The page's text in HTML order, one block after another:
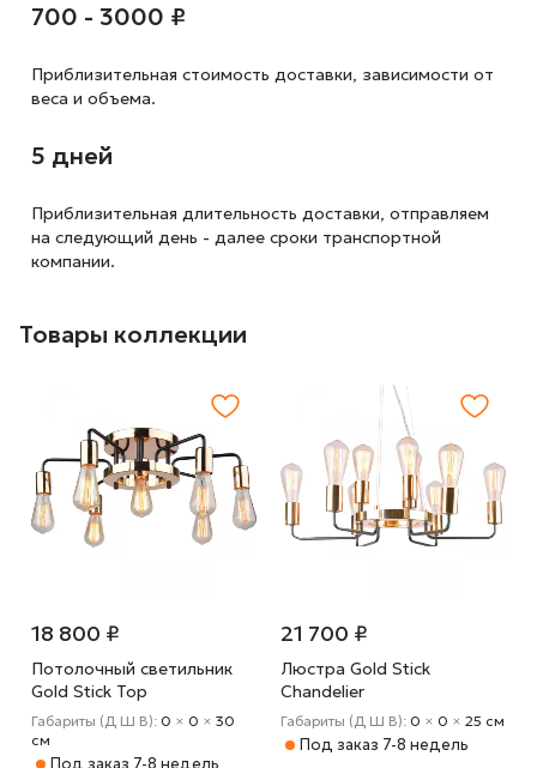
700 - 3000 ₽
Приблизительная стоимость доставки, зависимости от
веса и объема.
5 дней
Приблизительная длительность доставки, отправляем
на следующий день - далее сроки транспортной
компании.
Товары коллекции
18 800 ₽
Потолочный светильник
Gold Stick Top
Габариты (Д Ш В): 0 × 0 × 30
cм
Под заказ 7-8 недель
21 700 ₽
Люстра Gold Stick
Chandelier
Габариты (Д Ш В): 0 × 0 × 25 cм
Под заказ 7-8 недель